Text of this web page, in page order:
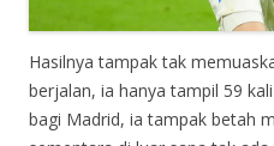
Hasilnya tampak tak
berjalan, ia hanya tampil 59
bagi Madrid, ia tampak betah